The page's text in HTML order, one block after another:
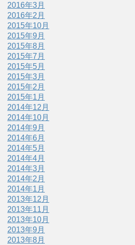
2016年3月
2016年2月
2015年10月
2015年9月
2015年8月
2015年7月
2015年5月
2015年3月
2015年2月
2015年1月
2014年12月
2014年10月
2014年9月
2014年6月
2014年5月
2014年4月
2014年3月
2014年2月
2014年1月
2013年12月
2013年11月
2013年10月
2013年9月
2013年8月